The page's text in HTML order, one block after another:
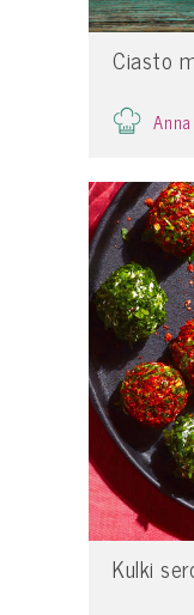
Ciasto
Kulki